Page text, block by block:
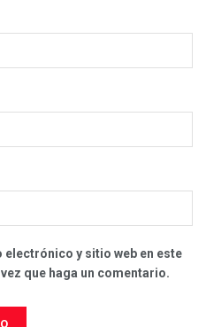
y sitio web en este
que haga un comentario.